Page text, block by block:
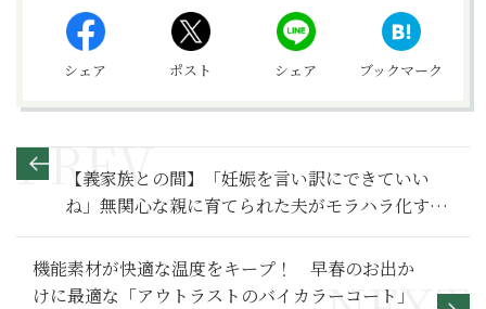
シェア ポスト シェア ブックマーク
【義家族との間】「妊娠を言い訳にできていい
ね」無関心な親に育てられた夫がモラハラ化する
まで～その２～
機能素材が快適な温度をキープ！ 早春のお出か
けに最適な「アウトラストのバイカラーコート」